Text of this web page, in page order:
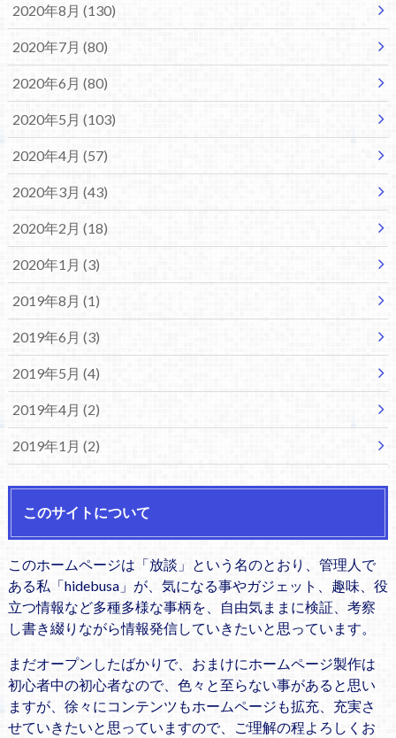
2020年8月 (130)
2020年7月 (80)
2020年6月 (80)
2020年5月 (103)
2020年4月 (57)
2020年3月 (43)
2020年2月 (18)
2020年1月 (3)
2019年8月 (1)
2019年6月 (3)
2019年5月 (4)
2019年4月 (2)
2019年1月 (2)
このサイトについて
このホームページは「放談」という名のとおり、管理人で
ある私「hidebusa」が、気になる事やガジェット、趣味、役
立つ情報など多種多様な事柄を、自由気ままに検証、考察
し書き綴りながら情報発信していきたいと思っています。
まだオープンしたばかりで、おまけにホームページ製作は
初心者中の初心者なので、色々と至らない事があると思い
ますが、徐々にコンテンツもホームページも拡充、充実さ
せていきたいと思っていますので、ご理解の程よろしくお